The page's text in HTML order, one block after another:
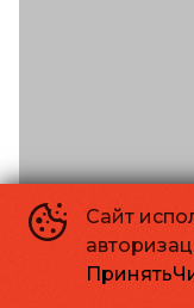
Сайт
Принять